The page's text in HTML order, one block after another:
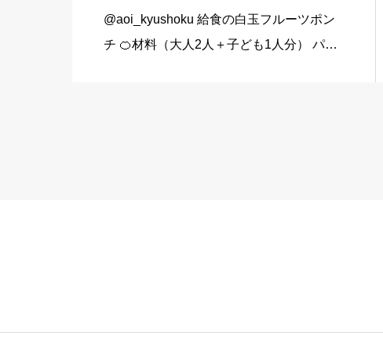
@aoi_kyushoku 給食の白玉フルーツポン
チ 🍊材料（大人2人＋子ども1人分） パイ